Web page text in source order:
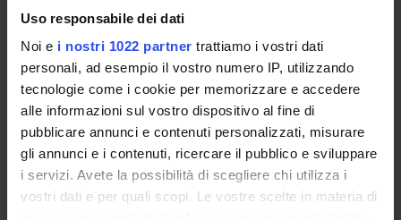
Uso responsabile dei dati
Noi e i nostri 1022 partner trattiamo i vostri dati
personali, ad esempio il vostro numero IP, utilizzando
tecnologie come i cookie per memorizzare e accedere
alle informazioni sul vostro dispositivo al fine di
pubblicare annunci e contenuti personalizzati, misurare
gli annunci e i contenuti, ricercare il pubblico e sviluppare
i servizi. Avete la possibilità di scegliere chi utilizza i
vostri dati e per quali scopi. Le vostre scelte in materia di
ricerca
PROJECT PARTICIPANTS
Marina Bacciconi
Sara Beltrame
Sonia Bertolaso